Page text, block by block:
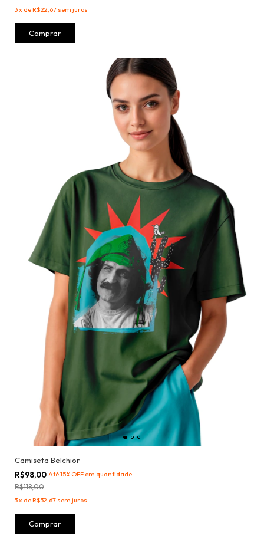
3x deR$22,67 sem juros
Comprar
Camiseta Belchior
R$98,00 Até 15% OFF em quantidade
R$118,00
3x deR$32,67 sem juros
Comprar